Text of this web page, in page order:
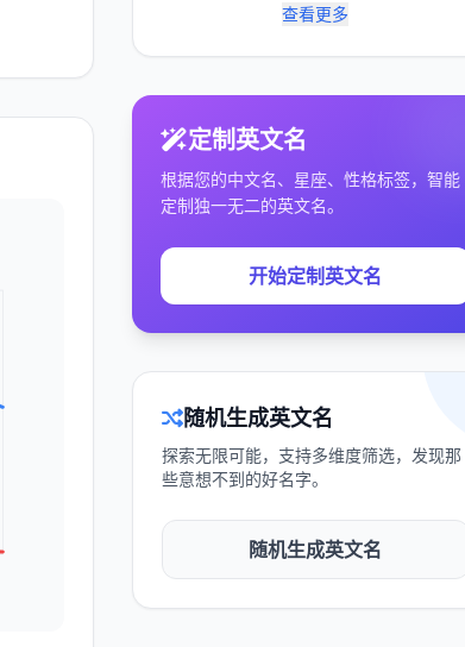
查看更多
定制英文名
根据您的中文名、星座、性格标签，智能
定制独一无二的英文名。
开始定制英文名
随机生成英文名
探索无限可能，支持多维度筛选，发现那
些意想不到的好名字。
随机生成英文名